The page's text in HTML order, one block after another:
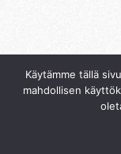
Käytämme tällä
mahdollisen